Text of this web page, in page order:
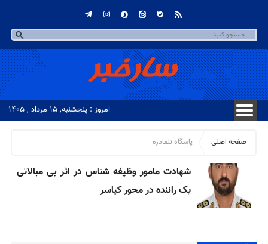
امروز : پنجشنبه, ۱۵ مرداد , ۱۴۰۵
صفحه اصلی پاسگاه تلمادره
شهادت مامور وظیفه شناس در اثر بی مبالاتی
یک راننده در محور کیاسر